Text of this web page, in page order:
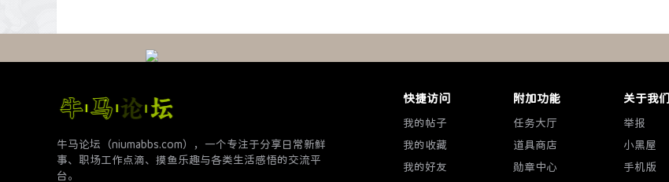
牛马论坛（niumabbs.com），一个专注于分享日常新鲜
事、职场工作点滴、摸鱼乐趣与各类生活感悟的交流平
台。
快捷访问
我的帖子
我的收藏
我的好友
附加功能
任务大厅
道具商店
勋章中心
关于我们
举报
小黑屋
手机版